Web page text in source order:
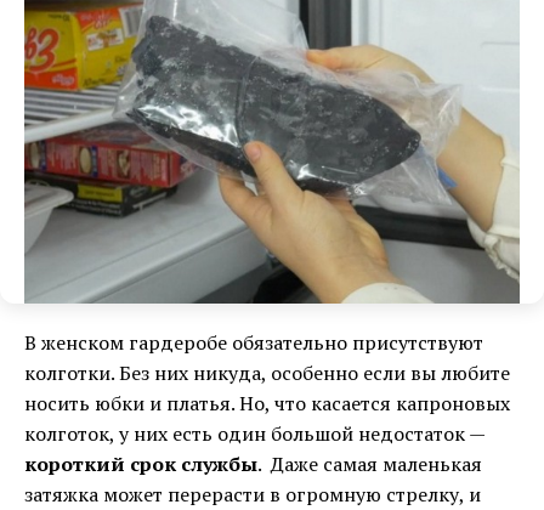
В женском гардеробе обязательно присутствуют
колготки. Без них никуда, особенно если вы любите
носить юбки и платья. Но, что касается капроновых
колготок, у них есть один большой недостаток —
короткий срок службы. Даже самая маленькая
затяжка может перерасти в огромную стрелку, и